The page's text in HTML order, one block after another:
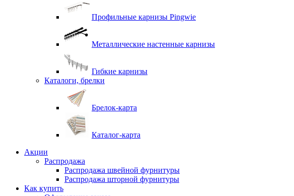
Профильные карнизы Pingwie
Металлические настенные карнизы
Гибкие карнизы
Каталоги, брелки
Брелок-карта
Каталог-карта
Акции
Распродажа
Распродажа швейной фурнитуры
Распродажа шторной фурнитуры
Как купить